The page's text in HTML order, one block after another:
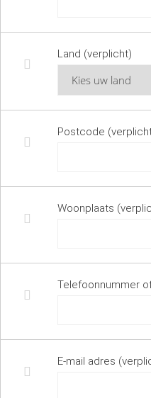
Land (verplicht)
Postcode
Woonplaats
Telefoonnummer
E-mail adres